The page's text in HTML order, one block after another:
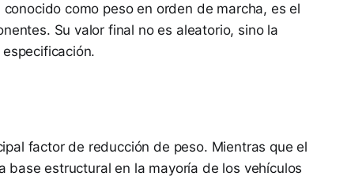
como peso en orden de marcha, es el
Su valor final no es aleatorio, sino la
factor de reducción de peso. Mientras que el
base estructural en la mayoría de los vehículos